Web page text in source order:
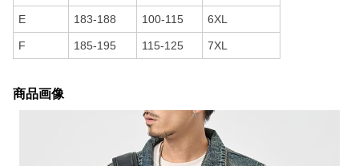
E 183-188 100-115 6XL
F 185-195 115-125 7XL
商品画像